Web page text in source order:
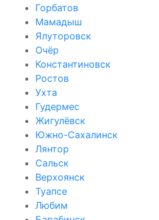
Горбатов
Мамадыш
Ялуторовск
Очёр
Константиновск
Ростов
Ухта
Гудермес
Жигулёвск
Южно-Сахалинск
Лянтор
Сальск
Верхоянск
Туапсе
Любим